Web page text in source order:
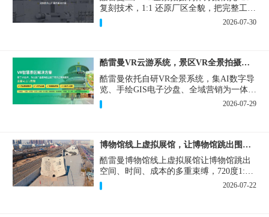
复刻技术，1:1 还原厂区全貌，把完整工厂
搬进手机、电脑大屏，既是工厂对外拓客
的数字化名片，也是内部管理、人员培训
2026-07-30
酷雷曼VR云游系统，景区VR全景拍摄制作一站式落地
酷雷曼依托自研VR全景系统，集AI数字导
览、手绘GIS电子沙盘、全域营销为一体，
打造从VR全景拍摄制作到成熟VR云游落
地案例。
2026-07-29
博物馆线上虚拟展馆，让博物馆跳出围墙让历史随处可及
酷雷曼博物馆线上虚拟展馆让博物馆跳出
空间、时间、成本的多重束缚，720度1:1
实景复刻的VR数字展厅，已经成为博物馆
数字化刚需新基建。
2026-07-22